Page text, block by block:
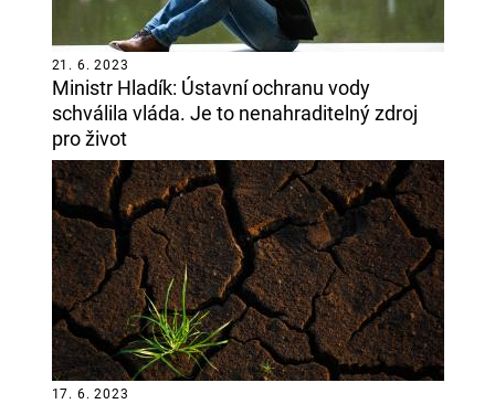
Ministr Hladík: Ústavní ochranu vody
schválila vláda. Je to nenahraditelný zdroj
pro život
21. 6. 2023
17. 6. 2023